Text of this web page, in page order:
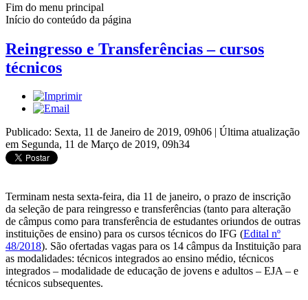
Fim do menu principal
Início do conteúdo da página
Reingresso e Transferências – cursos
técnicos
Publicado: Sexta, 11 de Janeiro de 2019, 09h06 | Última atualização
em Segunda, 11 de Março de 2019, 09h34
Terminam nesta sexta-feira, dia 11 de janeiro, o prazo de inscrição
da seleção de para reingresso e transferências (tanto para alteração
de câmpus como para transferência de estudantes oriundos de outras
instituições de ensino) para os cursos técnicos do IFG (Edital nº
48/2018). São ofertadas vagas para os 14 câmpus da Instituição para
as modalidades: técnicos integrados ao ensino médio, técnicos
integrados – modalidade de educação de jovens e adultos – EJA – e
técnicos subsequentes.